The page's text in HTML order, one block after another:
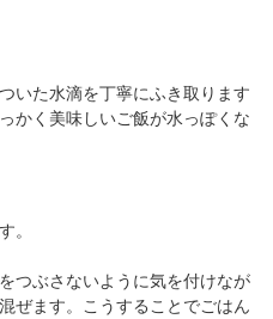
いた水滴を丁寧にふき取ります
かく美味しいご飯が水っぽくな
。
つぶさないように気を付けなが
ぜます。こうすることでごはん